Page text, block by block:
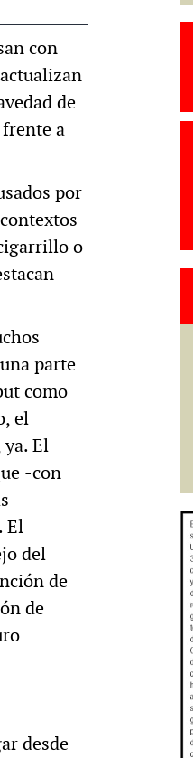
con
de
a
por
o
parte
como
el
El
‒con
El
del
de
de
desde